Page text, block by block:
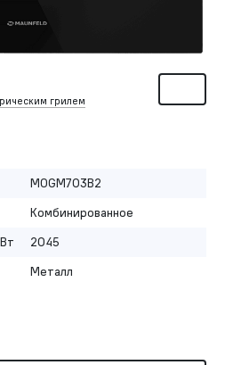
грилем
MOGM703B2
Комбинированное
2045
Металл